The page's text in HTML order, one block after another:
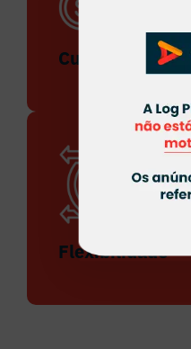
Custo-benefício
Flexibilidade